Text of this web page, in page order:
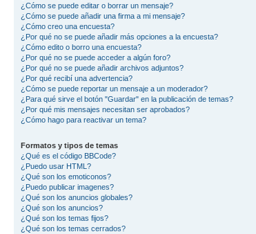
¿Cómo se puede editar o borrar un mensaje?
¿Cómo se puede añadir una firma a mi mensaje?
¿Cómo creo una encuesta?
¿Por qué no se puede añadir más opciones a la encuesta?
¿Cómo edito o borro una encuesta?
¿Por qué no se puede acceder a algún foro?
¿Por qué no se puede añadir archivos adjuntos?
¿Por qué recibí una advertencia?
¿Cómo se puede reportar un mensaje a un moderador?
¿Para qué sirve el botón "Guardar" en la publicación de temas?
¿Por qué mis mensajes necesitan ser aprobados?
¿Cómo hago para reactivar un tema?
Formatos y tipos de temas
¿Qué es el código BBCode?
¿Puedo usar HTML?
¿Qué son los emoticonos?
¿Puedo publicar imagenes?
¿Qué son los anuncios globales?
¿Qué son los anuncios?
¿Qué son los temas fijos?
¿Qué son los temas cerrados?